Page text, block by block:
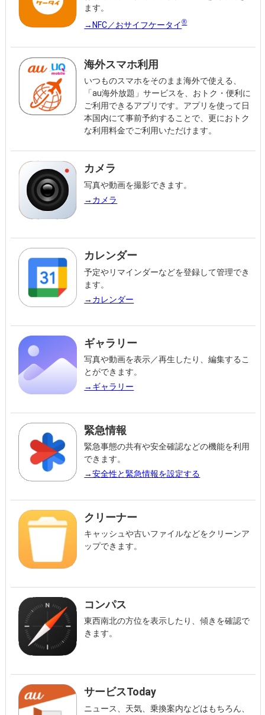
ます。
→NFC／おサイフケータイ®
海外スマホ利用
いつものスマホをそのまま海外で使える、
「au海外放題」サービスを、おトク・便利に
ご利用できるアプリです。アプリを使って日
本国内にて事前予約することで、更におトク
な利用料金でご利用いただけます。
カメラ
写真や動画を撮影できます。
→カメラ
カレンダー
予定やリマインダーなどを登録して管理でき
ます。
→カレンダー
ギャラリー
写真や動画を表示／再生したり、編集するこ
とができます。
→ギャラリー
緊急情報
緊急事態の共有や安全確認などの機能を利用
できます。
→安全性と緊急情報を設定する
クリーナー
キャッシュや古いファイルなどをクリーンア
ップできます。
コンパス
東西南北の方位を表示したり、傾きを確認で
きます。
サービスToday
ニュース、天気、乗換案内などはもちろん、